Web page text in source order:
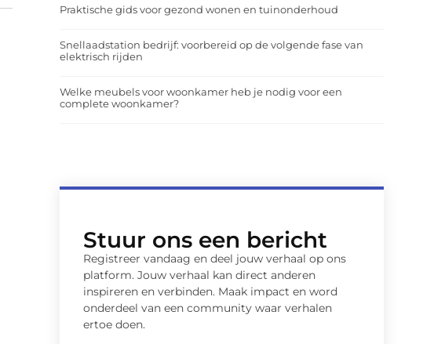
Praktische gids voor gezond wonen en tuinonderhoud
Snellaadstation bedrijf: voorbereid op de volgende fase van
elektrisch rijden
Welke meubels voor woonkamer heb je nodig voor een
complete woonkamer?
Stuur ons een bericht
Registreer vandaag en deel jouw verhaal op ons
platform. Jouw verhaal kan direct anderen
inspireren en verbinden. Maak impact en word
onderdeel van een community waar verhalen
ertoe doen.